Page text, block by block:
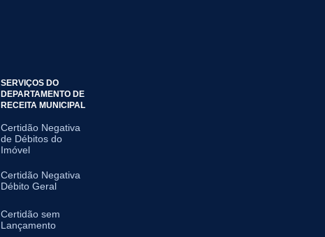
SERVIÇOS DO
DEPARTAMENTO DE
RECEITA MUNICIPAL
Certidão Negativa
de Débitos do
Imóvel
Certidão Negativa
Débito Geral
Certidão sem
Lançamento